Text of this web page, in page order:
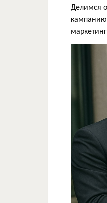
Делимся